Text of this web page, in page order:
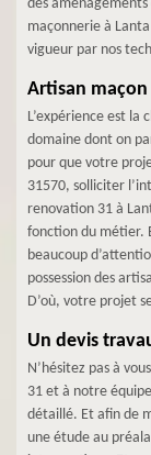
des aménagements
maçonnerie à
vigueur par nos
Artisan
L’expérience est la
domaine dont on
pour que votre
31570, solliciter
renovation 31 à
fonction du métier.
beaucoup
possession des
D’où, votre projet
Un devis
N’hésitez pas à
31 et à notre
détaillé. Et afin de
une étude au